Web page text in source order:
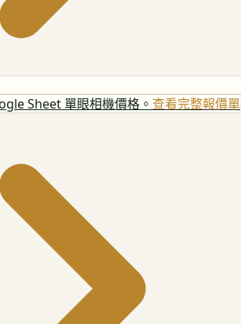
Sheet 單眼相機價格。 查看完整報價單